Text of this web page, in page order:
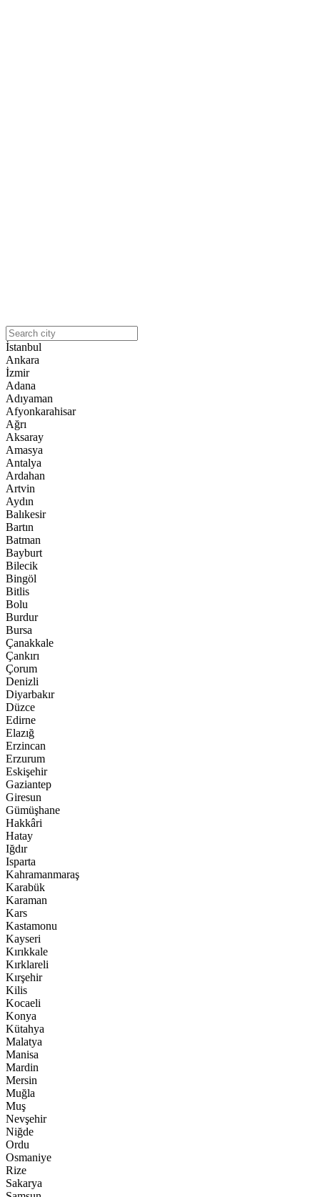
İstanbul
Ankara
İzmir
Adana
Adıyaman
Afyonkarahisar
Ağrı
Aksaray
Amasya
Antalya
Ardahan
Artvin
Aydın
Balıkesir
Bartın
Batman
Bayburt
Bilecik
Bingöl
Bitlis
Bolu
Burdur
Bursa
Çanakkale
Çankırı
Çorum
Denizli
Diyarbakır
Düzce
Edirne
Elazığ
Erzincan
Erzurum
Eskişehir
Gaziantep
Giresun
Gümüşhane
Hakkâri
Hatay
Iğdır
Isparta
Kahramanmaraş
Karabük
Karaman
Kars
Kastamonu
Kayseri
Kırıkkale
Kırklareli
Kırşehir
Kilis
Kocaeli
Konya
Kütahya
Malatya
Manisa
Mardin
Mersin
Muğla
Muş
Nevşehir
Niğde
Ordu
Osmaniye
Rize
Sakarya